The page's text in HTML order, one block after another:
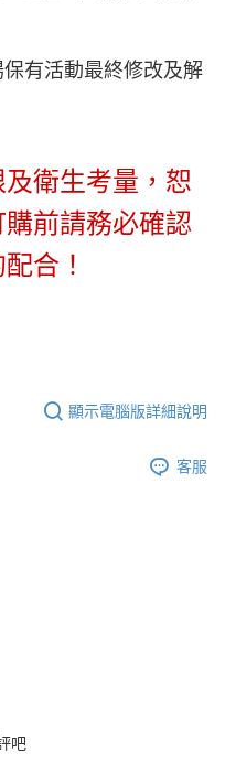
有活動最終修改及解
衛生考量，恕
前請務必確認
合！
顯示電腦版詳細說明
客服
吧